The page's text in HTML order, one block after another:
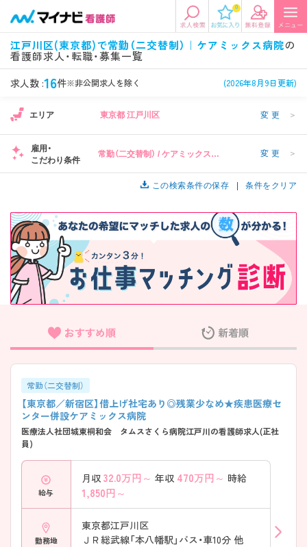
0
江戸川区(東京都)で常勤（二交替制）｜ケアミックス病院の
看護師求人・転職・募集一覧
求人数 :16件※非公開求人を除く (2026年8月9日更新)
エリアから探す
エリアから探す
関東 北陸・信越
東海 関西
九州・沖縄
希望の求人条件を選択
条件項目の選択に戻る
資格 勤務形態
施設形態
病院、クリニック・診療所など
担当業務
病棟、外来など
美容外科、
循環器内科など
未経験歓迎、
土日祝休みなど
年収
年収500万円以上など 正社員、契約社員など
フリーワード検索
エリア 東京都 江戸川区 変更 ＞
雇用・
こだわり条件
常勤（二交替制） / ケアミックス病
変更 ＞
この検索条件の保存 条件をクリア
おすすめ順 新着順
常勤（二交替制）
【東京都／新宿区】借上げ社宅あり◎残業少なめ★疾患医療セ
ンター併設ケアミックス病院
医療法人社団城東桐和会 タムスさくら病院江戸川の看護師求人(正社
員)
給与
月収 32.0万円～ 年収 470万円～ 時給
1,850円～
勤務地
東京都江戸川区
ＪＲ総武線「本八幡駅」バス・車10分 他